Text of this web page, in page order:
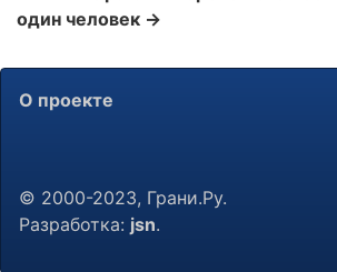
один человек →
О проекте
© 2000-2023, Грани.Ру.
Разработка: jsn.